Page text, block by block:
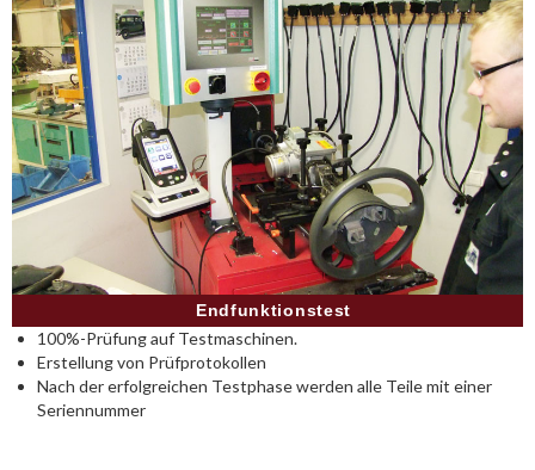
Endfunktionstest
100%-Prüfung auf Testmaschinen.
Erstellung von Prüfprotokollen
Nach der erfolgreichen Testphase werden alle Teile mit einer
Seriennummer